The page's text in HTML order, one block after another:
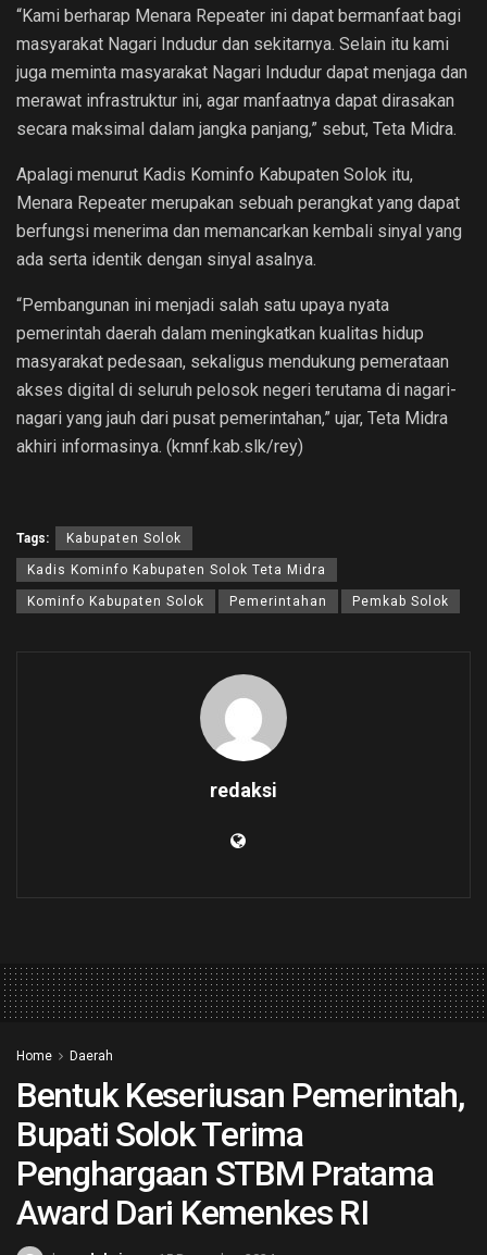
“Kami berharap Menara Repeater ini dapat bermanfaat bagi
masyarakat Nagari Indudur dan sekitarnya. Selain itu kami
juga meminta masyarakat Nagari Indudur dapat menjaga dan
merawat infrastruktur ini, agar manfaatnya dapat dirasakan
secara maksimal dalam jangka panjang,” sebut, Teta Midra.
Apalagi menurut Kadis Kominfo Kabupaten Solok itu,
Menara Repeater merupakan sebuah perangkat yang dapat
berfungsi menerima dan memancarkan kembali sinyal yang
ada serta identik dengan sinyal asalnya.
“Pembangunan ini menjadi salah satu upaya nyata
pemerintah daerah dalam meningkatkan kualitas hidup
masyarakat pedesaan, sekaligus mendukung pemerataan
akses digital di seluruh pelosok negeri terutama di nagari-
nagari yang jauh dari pusat pemerintahan,” ujar, Teta Midra
akhiri informasinya. (kmnf.kab.slk/rey)
Tags: Kabupaten Solok
Kadis Kominfo Kabupaten Solok Teta Midra
Kominfo Kabupaten Solok Pemerintahan Pemkab Solok
redaksi
Home Daerah
Bentuk Keseriusan Pemerintah,
Bupati Solok Terima
Penghargaan STBM Pratama
Award Dari Kemenkes RI